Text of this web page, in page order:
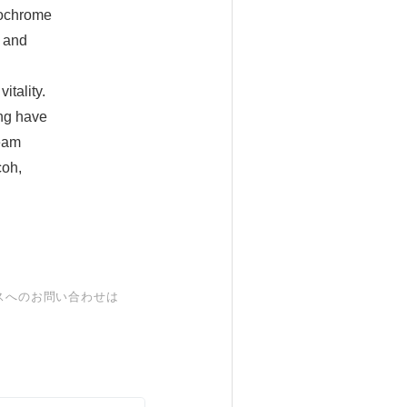
have
のお問い合わせは